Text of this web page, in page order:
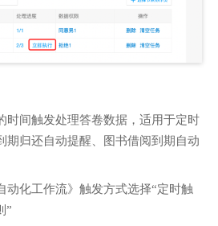
时间触发处理答卷数据，适用于定时
期归还自动提醒、图书借阅到期自动
动化工作流》触发方式选择“定时触
”